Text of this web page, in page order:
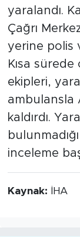
yaralandı.
Çağrı
yerine polis
Kısa
ekipleri,
ambulansla
kaldırdı.
inceleme
Kaynak: İHA